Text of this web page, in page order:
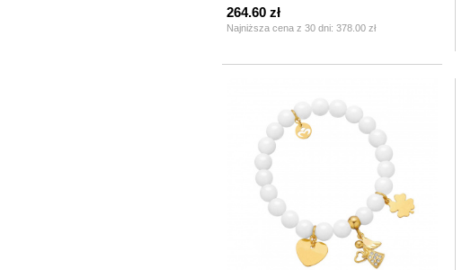
Najniższa cena z 30 dni: 378.00 zł
264.60 zł